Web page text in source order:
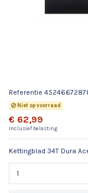
Referentie
Niet op voorraad
€ 62,99
Inclusief belasting
Kettingblad 34T Dura